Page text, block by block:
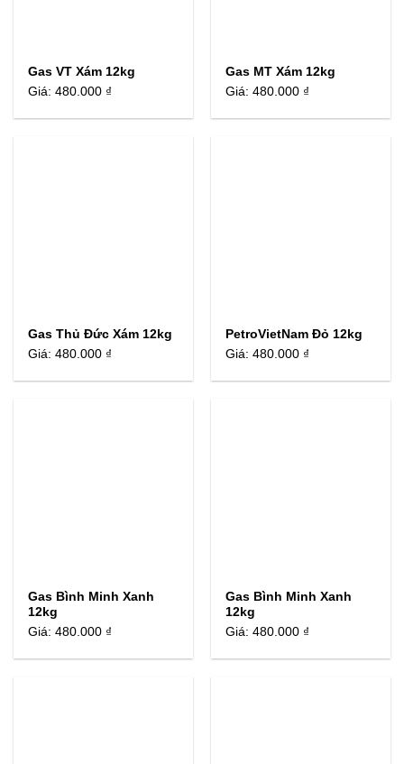
Gas VT Xám 12kg
Giá:480.000 ₫
Gas MT Xám 12kg
Giá:480.000 ₫
Gas Thủ Đức Xám 12kg
Giá:480.000 ₫
PetroVietNam Đỏ 12kg
Giá:480.000 ₫
Gas Bình Minh Xanh
12kg
Giá:480.000 ₫
Gas Bình Minh Xanh
12kg
Giá:480.000 ₫